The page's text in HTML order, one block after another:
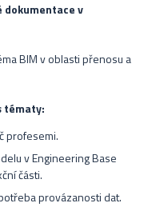
v
BIM v oblasti přenosu a
tématy:
profesemi.
v Engineering Base
části.
provázanosti dat.